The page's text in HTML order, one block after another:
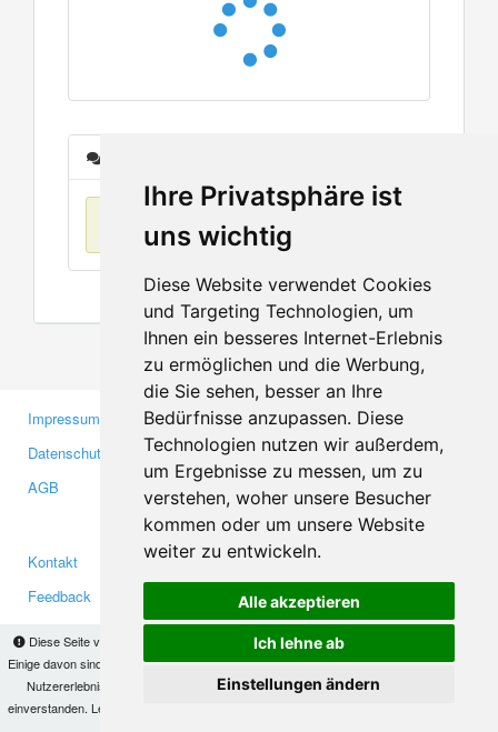
Ihre Privatsphäre ist
uns wichtig
Diese Website verwendet Cookies
und Targeting Technologien, um
Ihnen ein besseres Internet-Erlebnis
zu ermöglichen und die Werbung,
die Sie sehen, besser an Ihre
Bedürfnisse anzupassen. Diese
Technologien nutzen wir außerdem,
um Ergebnisse zu messen, um zu
verstehen, woher unsere Besucher
kommen oder um unsere Website
weiter zu entwickeln.
Alle akzeptieren
Ich lehne ab
Einstellungen ändern
Diese Seite verwendet Cookies, um Informationen auf Ihrem Computer zu speichern.
Einige davon sind notwendig, damit unsere Seite funktioniert, andere helfen uns dabei, das
Nutzererlebnis zu verbessern. Mit der Nutzung dieser Seite erklären Sie sich damit
einverstanden. Lesen Sie unsere
Keine Einträge
Impressum
Datenschutzerklärung
AGB
Gewerbetreibende
Investoren
Medien
Kontakt
Feedback
Facebook
Twitter
YouTube
Google+